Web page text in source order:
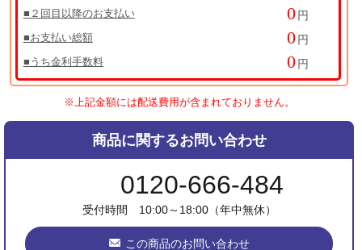
■２回目以降のお支払い 円
■お支払い総額 円
■うち金利手数料 円
※上記金額には配送費用が含まれておりません。
商品に関するお問い合わせ
0120-666-484
受付時間 10:00～18:00（年中無休）
この商品のお問い合わせ